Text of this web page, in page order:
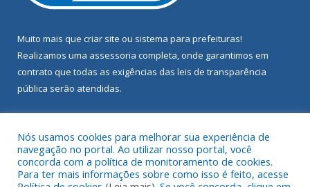
Muito mais que criar site ou sistema para prefeituras!
Realizamos uma assessoria completa, onde garantimos em
contrato que todas as exigências das leis de transparência
pública serão atendidas.
Nós usamos cookies para melhorar sua experiência de
navegação no portal. Ao utilizar nosso portal, você
concorda com a política de monitoramento de cookies.
Para ter mais informações sobre como isso é feito, acesse